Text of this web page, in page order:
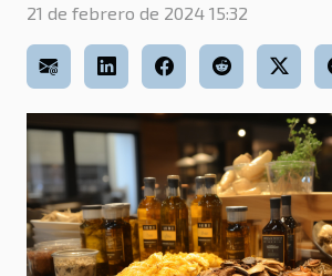
21 de febrero de 2024 15:32